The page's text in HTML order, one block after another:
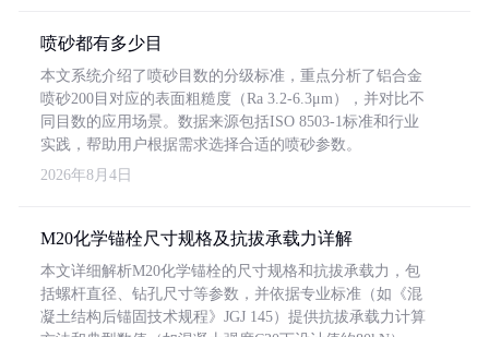
喷砂都有多少目
本文系统介绍了喷砂目数的分级标准，重点分析了铝合金
喷砂200目对应的表面粗糙度（Ra 3.2-6.3μm），并对比不
同目数的应用场景。数据来源包括ISO 8503-1标准和行业
实践，帮助用户根据需求选择合适的喷砂参数。
2026年8月4日
M20化学锚栓尺寸规格及抗拔承载力详解
本文详细解析M20化学锚栓的尺寸规格和抗拔承载力，包
括螺杆直径、钻孔尺寸等参数，并依据专业标准（如《混
凝土结构后锚固技术规程》JGJ 145）提供抗拔承载力计算